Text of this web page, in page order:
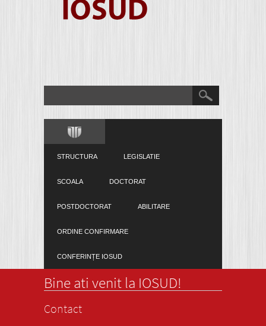
STRUCTURA LEGISLATIE
SCOALA DOCTORAT
POSTDOCTORAT ABILITARE
ORDINE CONFIRMARE
CONFERINȚE IOSUD
Bine ati venit la IOSUD!
Contact